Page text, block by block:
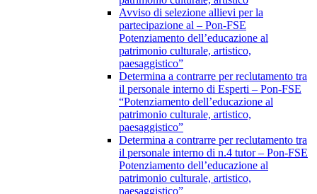
Avviso di selezione allievi per la
partecipazione al – Pon-FSE
Potenziamento dell’educazione al
patrimonio culturale, artistico,
paesaggistico”
Determina a contrarre per reclutamento tra
il personale interno di Esperti – Pon-FSE
“Potenziamento dell’educazione al
patrimonio culturale, artistico,
paesaggistico”
Determina a contrarre per reclutamento tra
il personale interno di n.4 tutor – Pon-FSE
Potenziamento dell’educazione al
patrimonio culturale, artistico,
paesaggistico”